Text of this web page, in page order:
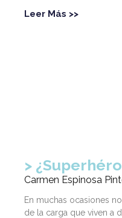
Leer Más >>
Carmen Espinosa
En muchas ocasiones
de la carga que viven a